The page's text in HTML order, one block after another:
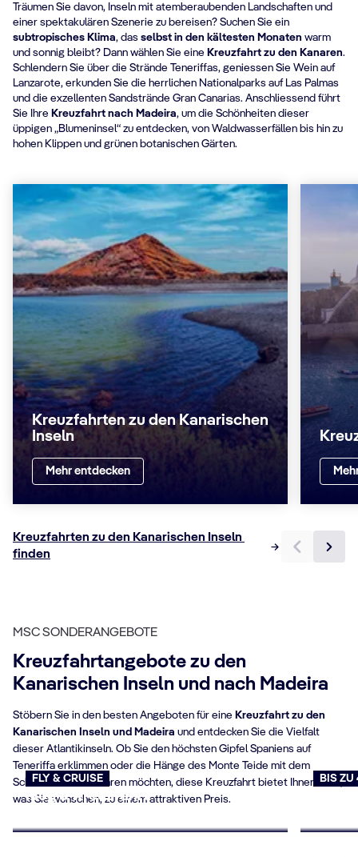
Träumen Sie davon, Inseln mit atemberaubenden Landschaften und
einer spektakulären Szenerie zu bereisen? Suchen Sie ein
subtropisches Klima, das selbst in den kältesten Monaten warm
und sonnig bleibt? Dann wählen Sie eine Kreuzfahrt zu den Kanaren.
Schlendern Sie über die Strände Teneriffas, geniessen Sie Wein auf
Lanzarote, erkunden Sie die herrlichen Nationalparks auf Las Palmas
und die exzellenten Sandstrände Gran Canarias. Anschliessend führt
Sie Ihre Kreuzfahrt nach Madeira, um die Schönheiten dieser
üppigen „Blumeninsel“ zu entdecken, von Waldwasserfällen bis hin zu
hohen Klippen und grünen botanischen Gärten.
Kreuzfahrten zu den Kanarischen
Inseln
Mehr entdecken
Kreuzfahrten zu den Kanarischen Inseln
finden
MSC SONDERANGEBOTE
Kreuzfahrtangebote zu den
Kanarischen Inseln und nach Madeira
Stöbern Sie in den besten Angeboten für eine Kreuzfahrt zu den
Kanarischen Inseln und Madeira und entdecken Sie die Vielfalt
dieser Atlantikinseln. Ob Sie den höchsten Gipfel Spaniens auf
Teneriffa erklimmen oder die Hänge des Monte Teide mit dem
Schlitten hinunterfahren möchten, diese Kreuzfahrt bietet Ihnen alles,
was Sie wünschen, zu einem attraktiven Preis.
FLY & CRUISE
Flug & Kreuzfahrt
BIS ZU